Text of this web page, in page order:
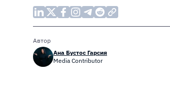
Автор
Ана Бустос Гарсия
Media Contributor